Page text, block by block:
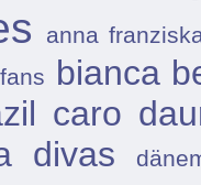
anna
bianca
caro
divas